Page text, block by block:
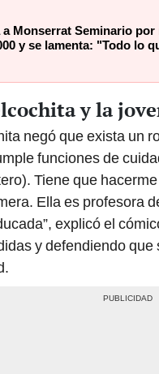
Monserrat Seminario
y se lamenta: "Todo lo
y la
negó que exista un
funciones de
Tiene que
Ella es profesora
explicó el
y defendiendo